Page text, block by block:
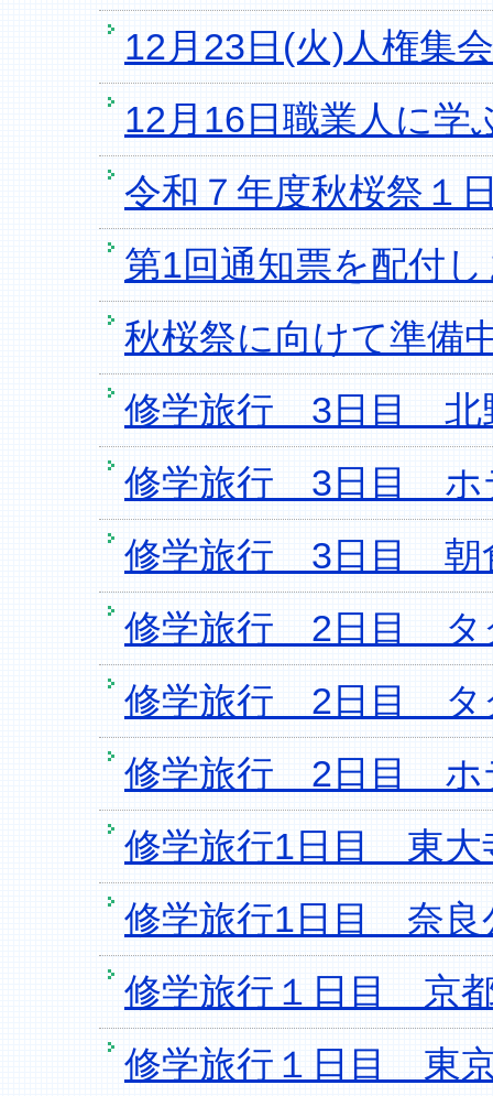
12月23日(火)人権集
12月16日職業人に学
令和７年度秋桜祭１
第1回通知票を配付
秋桜祭に向けて準備
修学旅行 3日目 北
修学旅行 3日目 ホ
修学旅行 3日目 朝
修学旅行 2日目 タ
修学旅行 2日目 タ
修学旅行 2日目 ホ
修学旅行1日目 東大
修学旅行1日目 奈良
修学旅行１日目 京
修学旅行１日目 東